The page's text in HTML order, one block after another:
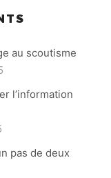
au scoutisme
l’information
pas de deux